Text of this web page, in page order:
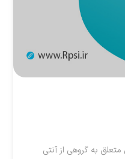
به گروهی از آنتی